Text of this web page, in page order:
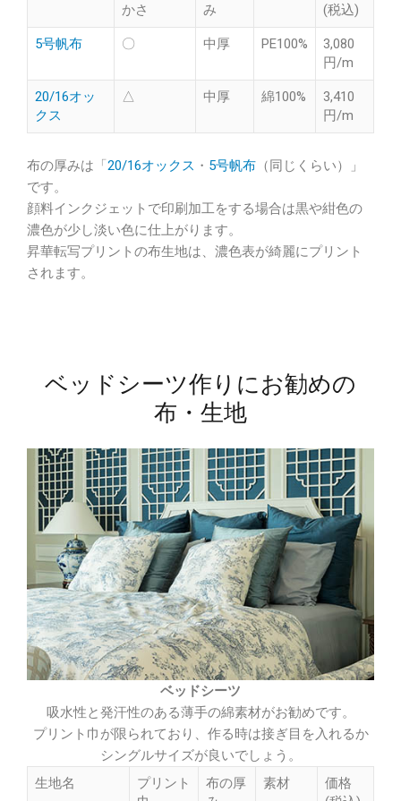
かさ
み
(税込)
5号帆布 〇 中厚 PE100%
3,080
円/m
20/16オッ
クス
△ 中厚 綿100%
3,410
円/m
布の厚みは「20/16オックス ・ 5号帆布 （同じくらい）」
です。
顔料インクジェットで印刷加工をする場合は黒や紺色の
濃色が少し淡い色に仕上がります。
昇華転写プリントの布生地は、濃色表が綺麗にプリント
されます。
ベッドシーツ作りにお勧めの
布・生地
ベッドシーツ
吸水性と発汗性のある薄手の綿素材がお勧めです。
プリント巾が限られており、作る時は接ぎ目を入れるか
シングルサイズが良いでしょう。
生地名
プリント
布の厚
素材
価格